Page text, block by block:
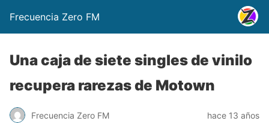
Frecuencia Zero FM
Una caja de siete singles de vinilo
recupera rarezas de Motown
Frecuencia Zero FM hace 13 años